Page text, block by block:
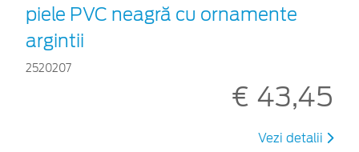
piele PVC neagră cu ornamente
argintii
2520207
€ 43,45
Vezi detalii